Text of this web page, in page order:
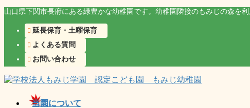
コ
に
移
ナ
ョ
ン
山口県下関市長府にある緑豊かな幼稚園です。幼稚園隣接のもみじの森を
延長保育・土曜保育
よくある質問
お問い合わせ
当園について